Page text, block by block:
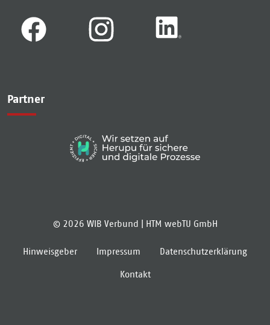
Partner
© 2026 WIB Verbund | HTM webTU GmbH
Hinweisgeber Impressum Datenschutzerklärung
Kontakt